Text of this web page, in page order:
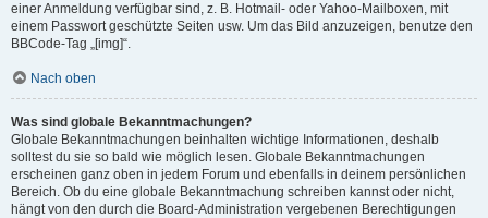
einer Anmeldung verfügbar sind, z. B. Hotmail- oder Yahoo-Mailboxen, mit
einem Passwort geschützte Seiten usw. Um das Bild anzuzeigen, benutze den
BBCode-Tag „[img]“.
Nach oben
Was sind globale Bekanntmachungen?
Globale Bekanntmachungen beinhalten wichtige Informationen, deshalb
solltest du sie so bald wie möglich lesen. Globale Bekanntmachungen
erscheinen ganz oben in jedem Forum und ebenfalls in deinem persönlichen
Bereich. Ob du eine globale Bekanntmachung schreiben kannst oder nicht,
hängt von den durch die Board-Administration vergebenen Berechtigungen